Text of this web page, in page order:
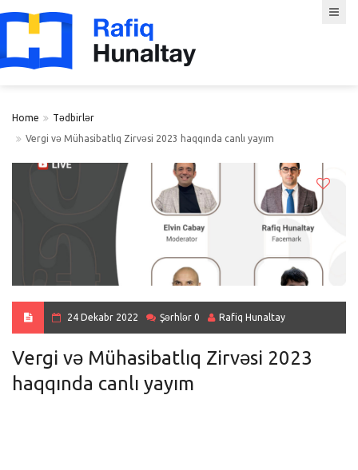
Home
Tədbirlər
Vergi və Mühasibatlıq Zirvəsi 2023 haqqında canlı yayım
24 Dekabr 2022 Şərhlər 0 Rafiq Hunaltay
Vergi və Mühasibatlıq Zirvəsi 2023
haqqında canlı yayım